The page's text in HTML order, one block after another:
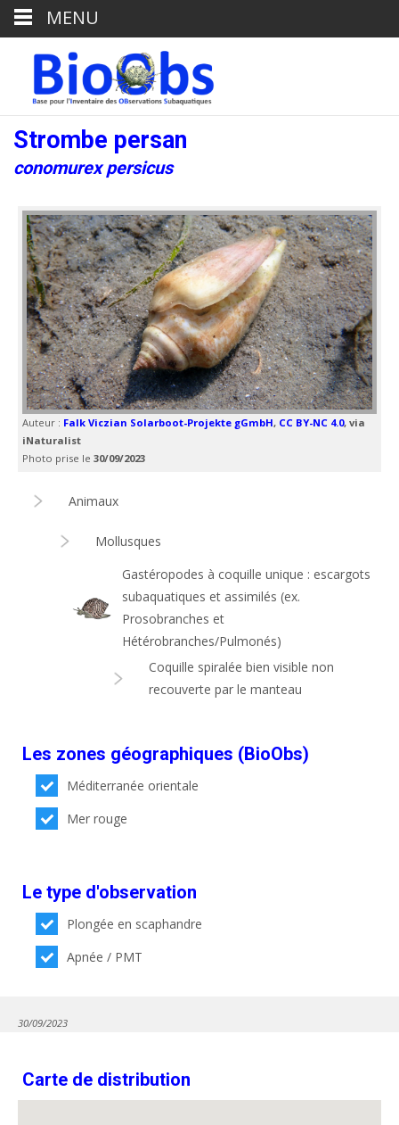
Strombe persan
conomurex persicus
Auteur : Falk Viczian Solarboot-Projekte gGmbH, CC BY-NC 4.0, via
iNaturalist
Photo prise le 30/09/2023
Animaux
Mollusques
Gastéropodes à coquille unique : escargots
subaquatiques et assimilés (ex.
Prosobranches et
Hétérobranches/Pulmonés)
Coquille spiralée bien visible non
recouverte par le manteau
Les zones géographiques (BioObs)
Méditerranée orientale
Mer rouge
Le type d'observation
Plongée en scaphandre
Apnée / PMT
30/09/2023
Carte de distribution
MENU